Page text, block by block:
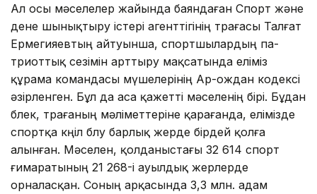
Ал осы мәселелер жайында баяндаған Спорт және
дене шы­нықтыру істері агенттігінің төрағасы Талғат
Ермегияевтың айтуынша, спортшылардың па­
триот­тық сезімін арттыру мақса­тында еліміз
құрама командасы мүшелерінің Ар-ождан ко­дексі
әзірленген. Бұл да аса қажетті мәселенің бірі. Бұдан
бөлек, төрағаның мәліметтеріне қарағанда, елі­мізде
спорт­қа көңіл бөлу бар­лық жерде бірдей қолға
алынған. Мәселен, қолданыстағы 32 614 спорт
ғимара­ты­ның 21 268-і ауыл­дық жер­лерде
орналасқан. Соның арқасында 3,3 млн. адам